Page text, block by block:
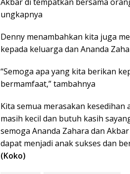
ungkapnya
Denny menambahkan kita juga
kepada keluarga dan Ananda
“Semoga apa yang kita berikan
bermamfaat,” tambahnya
Kita semua merasakan
masih kecil dan butuh kasih
semoga Ananda Zahara dan
dapat menjadi anak sukses dan
(Koko)